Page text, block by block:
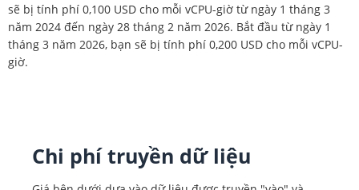
Amazon RDS
dành cho MySQL
sẽ bị tính phí 0,100 USD cho mỗi vCPU-giờ từ ngày 1 tháng 3
năm 2024 đến ngày 28 tháng 2 năm 2026. Bắt đầu từ ngày 1
tháng 3 năm 2026, bạn sẽ bị tính phí 0,200 USD cho mỗi vCPU-
giờ.
Chi phí truyền dữ liệu